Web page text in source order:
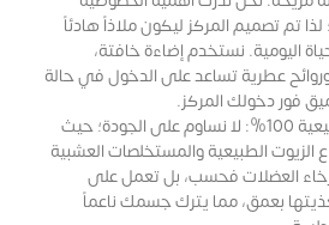
تم تصميم المركز ليكون ملاذاً هادئاً
اليومية. نستخدم إضاءة خافتة،
عطرية تساعد على الدخول في حالة
فور دخولك المركز.
استخدام زيوت طبيعية 100%: لا نساوم على الجودة؛ حيث
الزيوت الطبيعية والمستخلصات العشبية
العضلات فحسب، بل تعمل على
بعمق، مما يترك جسمك ناعماً